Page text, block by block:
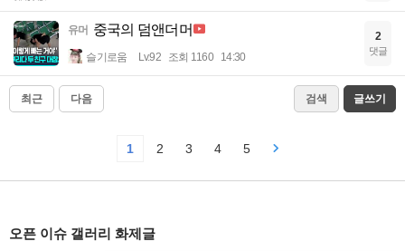
유머 중국의 덤앤더머
슬기로움 Lv.92 조회 1160 14:30
2
댓글
최근 다음 검색 글쓰기
1 2 3 4 5
오픈 이슈 갤러리 화제글